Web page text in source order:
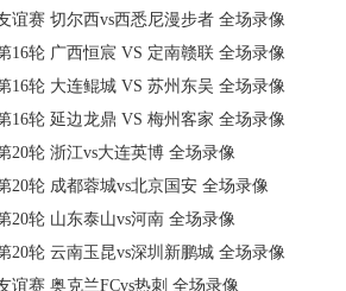
谊赛 切尔西vs西悉尼漫步者 全场录像
16轮 广西恒宸 VS 定南赣联 全场录像
16轮 大连鲲城 VS 苏州东吴 全场录像
16轮 延边龙鼎 VS 梅州客家 全场录像
20轮 浙江vs大连英博 全场录像
20轮 成都蓉城vs北京国安 全场录像
20轮 山东泰山vs河南 全场录像
20轮 云南玉昆vs深圳新鹏城 全场录像
谊赛 奥克兰FCvs热刺 全场录像